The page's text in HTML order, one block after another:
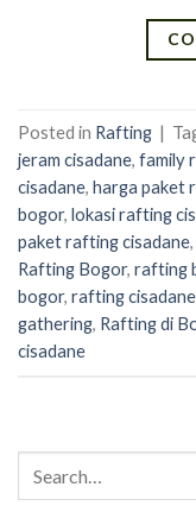
Posted in Rafting |
jeram cisadane, family
cisadane, harga paket
bogor, lokasi rafting
paket rafting cisadane,
Rafting Bogor, rafting
bogor, rafting
gathering, Rafting di
cisadane